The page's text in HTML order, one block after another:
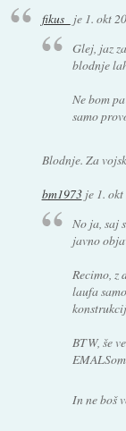
fikus_ je 1. okt
Glej, jaz
blodnje
Ne bom
samo
Blodnje. Za
bm1973je 1.
No ja, saj
javno
Recimo,
laufa
BTW, še
In ne boš